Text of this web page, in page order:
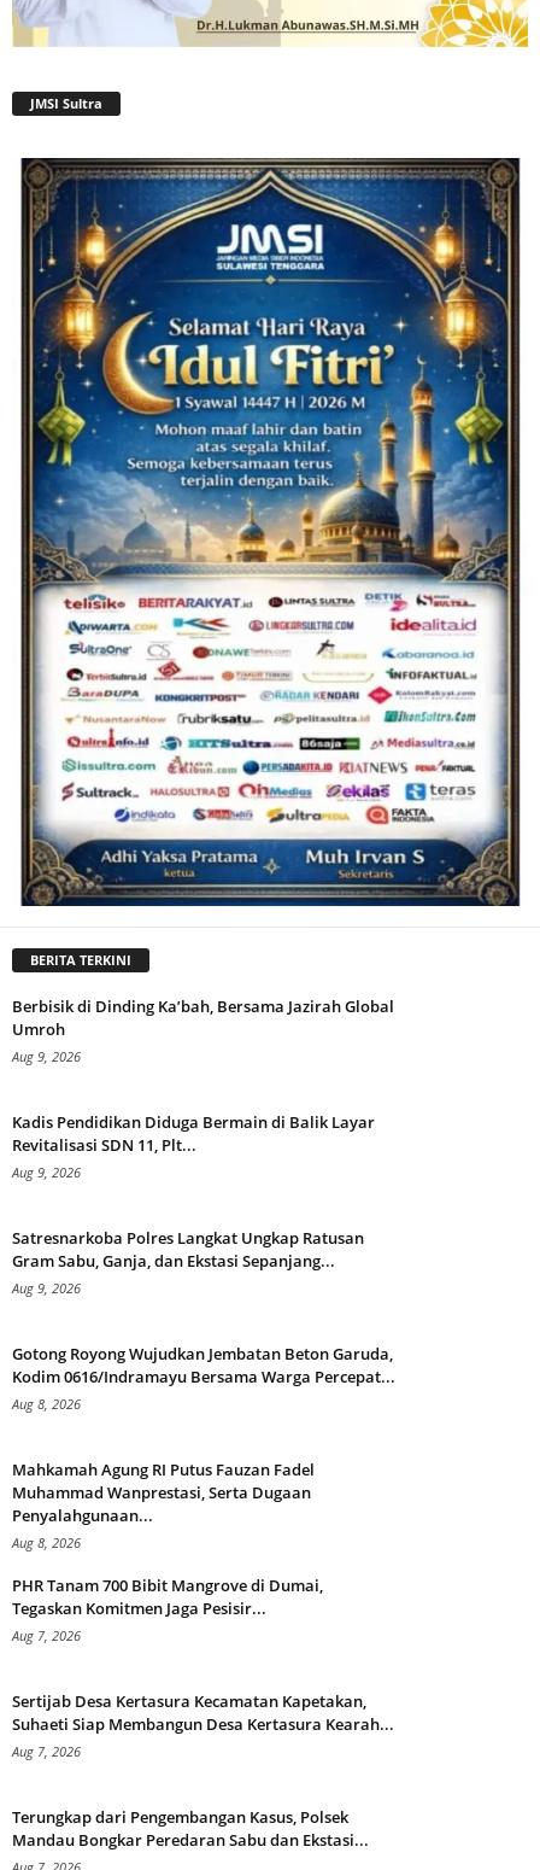
JMSI Sultra
BERITA TERKINI
Berbisik di Dinding Ka’bah, Bersama Jazirah Global
Umroh
Aug 9, 2026
Kadis Pendidikan Diduga Bermain di Balik Layar
Revitalisasi SDN 11, Plt...
Aug 9, 2026
Satresnarkoba Polres Langkat Ungkap Ratusan
Gram Sabu, Ganja, dan Ekstasi Sepanjang...
Aug 9, 2026
Gotong Royong Wujudkan Jembatan Beton Garuda,
Kodim 0616/Indramayu Bersama Warga Percepat...
Aug 8, 2026
Mahkamah Agung RI Putus Fauzan Fadel
Muhammad Wanprestasi, Serta Dugaan
Penyalahgunaan...
Aug 8, 2026
PHR Tanam 700 Bibit Mangrove di Dumai,
Tegaskan Komitmen Jaga Pesisir...
Aug 7, 2026
Sertijab Desa Kertasura Kecamatan Kapetakan,
Suhaeti Siap Membangun Desa Kertasura Kearah...
Aug 7, 2026
Terungkap dari Pengembangan Kasus, Polsek
Mandau Bongkar Peredaran Sabu dan Ekstasi...